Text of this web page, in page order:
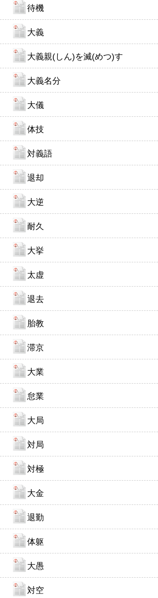
待機
大義
大義親(しん)を滅(めつ)す
大義名分
大儀
体技
対義語
退却
大逆
耐久
大挙
太虚
退去
胎教
滞京
大業
怠業
大局
対局
対極
大金
退勤
体躯
大愚
対空